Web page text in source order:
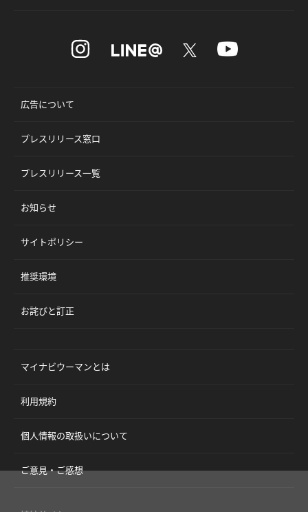
広告について
プレスリリース窓口
プレスリリース一覧
お知らせ
サイトポリシー
推奨環境
お詫びと訂正
マイナビウーマンとは
利用規約
個人情報の取扱いについて
ご意見・ご感想